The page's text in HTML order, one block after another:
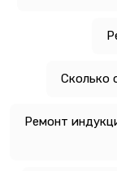
Сколько
Ремонт